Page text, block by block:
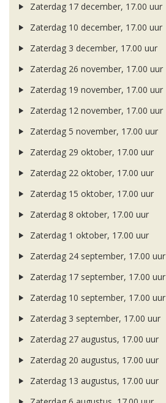
Zaterdag 17 december, 17.00 uur
Zaterdag 10 december, 17.00 uur
Zaterdag 3 december, 17.00 uur
Zaterdag 26 november, 17.00 uur
Zaterdag 19 november, 17.00 uur
Zaterdag 12 november, 17.00 uur
Zaterdag 5 november, 17.00 uur
Zaterdag 29 oktober, 17.00 uur
Zaterdag 22 oktober, 17.00 uur
Zaterdag 15 oktober, 17.00 uur
Zaterdag 8 oktober, 17.00 uur
Zaterdag 1 oktober, 17.00 uur
Zaterdag 24 september, 17.00 uur
Zaterdag 17 september, 17.00 uur
Zaterdag 10 september, 17.00 uur
Zaterdag 3 september, 17.00 uur
Zaterdag 27 augustus, 17.00 uur
Zaterdag 20 augustus, 17.00 uur
Zaterdag 13 augustus, 17.00 uur